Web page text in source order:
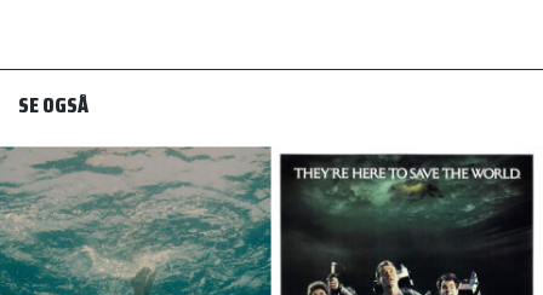
SE OGSÅ